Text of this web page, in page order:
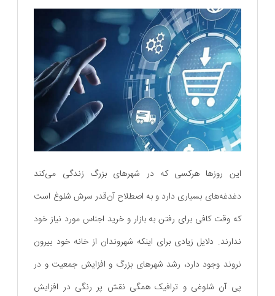
این روز‌ها هرکسی که در شهر‌های بزرگ زندگی ‌می‌کند
دغدغه‌های بسیاری دارد و به اصطلاح آن‌قدر سرش شلوغ است
که وقت کافی برای رفتن به بازار و خرید اجناس مورد نیاز خود
ندارند. دلایل زیادی برای اینکه شهروندان از خانه خود بیرون
نروند وجود دارد، رشد شهرهای بزرگ و افزایش جمعیت و در
پی آن شلوغی و ترافیک همگی نقش پر رنگی در افزایش